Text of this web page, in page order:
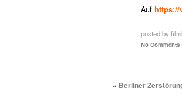
Auf https://
posted by
No Comments
« Berliner